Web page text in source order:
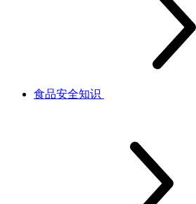
食品安全知识